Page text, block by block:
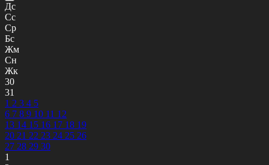
Дс
Сс
Ср
Бс
Жм
Сн
Жк
30
31
1 2 3 4 5
6 7 8 9 10 11 12
13 14 15 16 17 18 19
20 21 22 23 24 25 26
27 28 29 30
1